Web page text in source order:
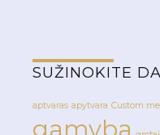
SUŽINOKITE
aptvaras apytvara Custom
gamyba